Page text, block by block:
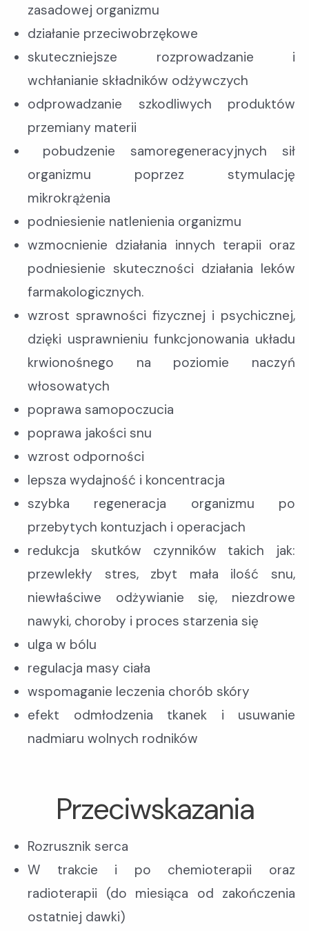
zasadowej organizmu
działanie przeciwobrzękowe
skuteczniejsze rozprowadzanie i
wchłanianie składników odżywczych
odprowadzanie szkodliwych produktów
przemiany materii
pobudzenie samoregeneracyjnych sił
organizmu poprzez stymulację
mikrokrążenia
podniesienie natlenienia organizmu
wzmocnienie działania innych terapii oraz
podniesienie skuteczności działania leków
farmakologicznych.
wzrost sprawności fizycznej i psychicznej,
dzięki usprawnieniu funkcjonowania układu
krwionośnego na poziomie naczyń
włosowatych
poprawa samopoczucia
poprawa jakości snu
wzrost odporności
lepsza wydajność i koncentracja
szybka regeneracja organizmu po
przebytych kontuzjach i operacjach
redukcja skutków czynników takich jak:
przewlekły stres, zbyt mała ilość snu,
niewłaściwe odżywianie się, niezdrowe
nawyki, choroby i proces starzenia się
ulga w bólu
regulacja masy ciała
wspomaganie leczenia chorób skóry
efekt odmłodzenia tkanek i usuwanie
nadmiaru wolnych rodników
Przeciwskazania
Rozrusznik serca
W trakcie i po chemioterapii oraz
radioterapii (do miesiąca od zakończenia
ostatniej dawki)